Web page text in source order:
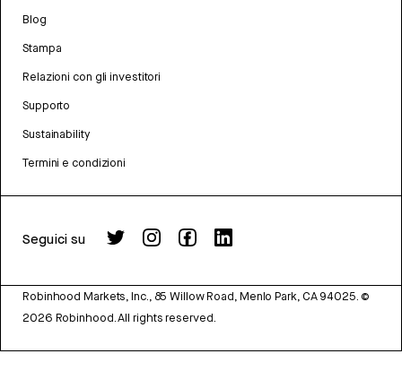
Blog
Stampa
Relazioni con gli investitori
Supporto
Sustainability
Termini e condizioni
Seguici su
Robinhood Markets, Inc., 85 Willow Road, Menlo Park, CA 94025. ©
2026 Robinhood. All rights reserved.